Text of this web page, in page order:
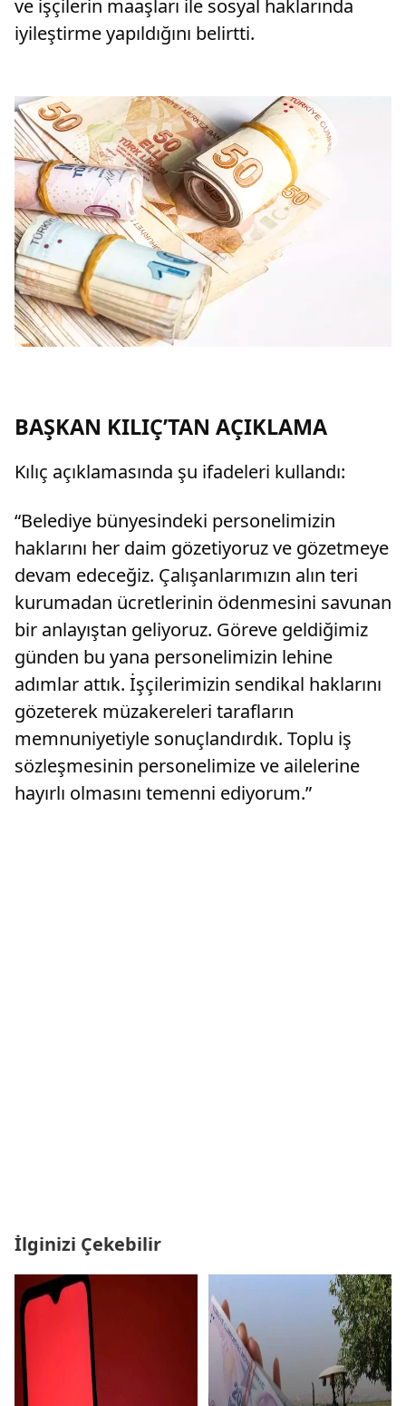
ve işçilerin maaşları ile sosyal haklarında
iyileştirme yapıldığını belirtti.
BAŞKAN KILIÇ’TAN AÇIKLAMA
Kılıç açıklamasında şu ifadeleri kullandı:
“Belediye bünyesindeki personelimizin
haklarını her daim gözetiyoruz ve gözetmeye
devam edeceğiz. Çalışanlarımızın alın teri
kurumadan ücretlerinin ödenmesini savunan
bir anlayıştan geliyoruz. Göreve geldiğimiz
günden bu yana personelimizin lehine
adımlar attık. İşçilerimizin sendikal haklarını
gözeterek müzakereleri tarafların
memnuniyetiyle sonuçlandırdık. Toplu iş
sözleşmesinin personelimize ve ailelerine
hayırlı olmasını temenni ediyorum.”
İlginizi Çekebilir